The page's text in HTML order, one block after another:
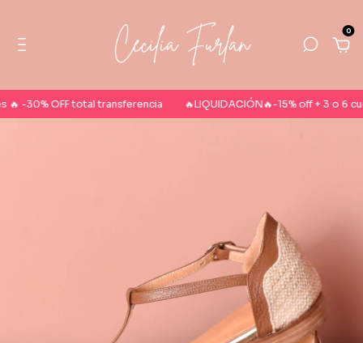
0
-30% OFF total transferencia 🔥LIQUIDACIÓN🔥-15% off + 3 o 6